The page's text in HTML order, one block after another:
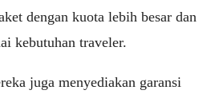
dengan kuota lebih besar dan
kebutuhan traveler.
juga menyediakan garansi